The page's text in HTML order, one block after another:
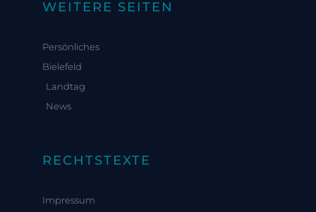
WEITERE SEITEN
Persönliches
Bielefeld
Landtag
News
RECHTSTEXTE
Impressum